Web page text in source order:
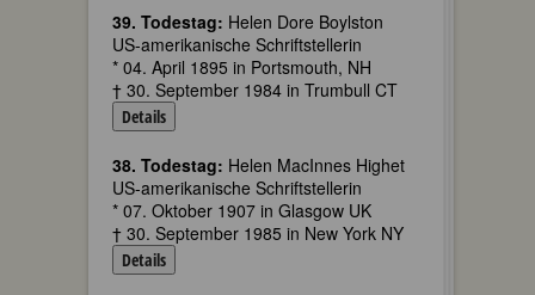
39. Todestag: Helen Dore Boylston
US-amerikanische Schriftstellerin
* 04. April 1895 in Portsmouth, NH
† 30. September 1984 in Trumbull CT
Details
38. Todestag: Helen MacInnes Highet
US-amerikanische Schriftstellerin
* 07. Oktober 1907 in Glasgow UK
† 30. September 1985 in New York NY
Details